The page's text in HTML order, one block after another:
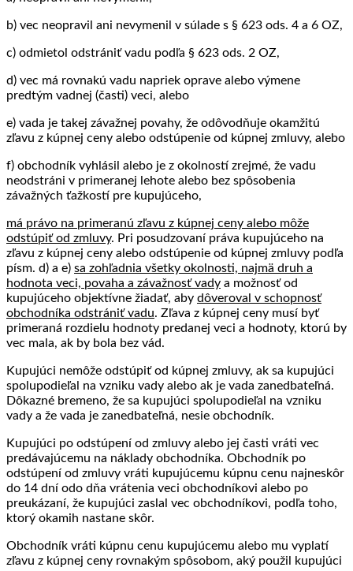
b) vec neopravil ani nevymenil v súlade s § 623 ods. 4 a 6 OZ,
c) odmietol odstrániť vadu podľa § 623 ods. 2 OZ,
d) vec má rovnakú vadu napriek oprave alebo výmene
predtým vadnej (časti) veci, alebo
e) vada je takej závažnej povahy, že odôvodňuje okamžitú
zľavu z kúpnej ceny alebo odstúpenie od kúpnej zmluvy, alebo
f) obchodník vyhlásil alebo je z okolností zrejmé, že vadu
neodstráni v primeranej lehote alebo bez spôsobenia
závažných ťažkostí pre kupujúceho,
má právo na primeranú zľavu z kúpnej ceny alebo môže
odstúpiť od zmluvy. Pri posudzovaní práva kupujúceho na
zľavu z kúpnej ceny alebo odstúpenie od kúpnej zmluvy podľa
písm. d) a e) sa zohľadnia všetky okolnosti, najmä druh a
hodnota veci, povaha a závažnosť vady a možnosť od
kupujúceho objektívne žiadať, aby dôveroval v schopnosť
obchodníka odstrániť vadu. Zľava z kúpnej ceny musí byť
primeraná rozdielu hodnoty predanej veci a hodnoty, ktorú by
vec mala, ak by bola bez vád.
Kupujúci nemôže odstúpiť od kúpnej zmluvy, ak sa kupujúci
spolupodieľal na vzniku vady alebo ak je vada zanedbateľná.
Dôkazné bremeno, že sa kupujúci spolupodieľal na vzniku
vady a že vada je zanedbateľná, nesie obchodník.
Kupujúci po odstúpení od zmluvy alebo jej časti vráti vec
predávajúcemu na náklady obchodníka. Obchodník po
odstúpení od zmluvy vráti kupujúcemu kúpnu cenu najneskôr
do 14 dní odo dňa vrátenia veci obchodníkovi alebo po
preukázaní, že kupujúci zaslal vec obchodníkovi, podľa toho,
ktorý okamih nastane skôr.
Obchodník vráti kúpnu cenu kupujúcemu alebo mu vyplatí
zľavu z kúpnej ceny rovnakým spôsobom, aký použil kupujúci